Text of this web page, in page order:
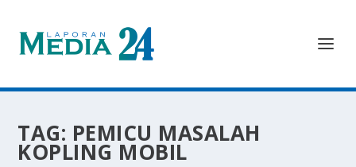
TAG: PEMICU MASALAH
KOPLING MOBIL